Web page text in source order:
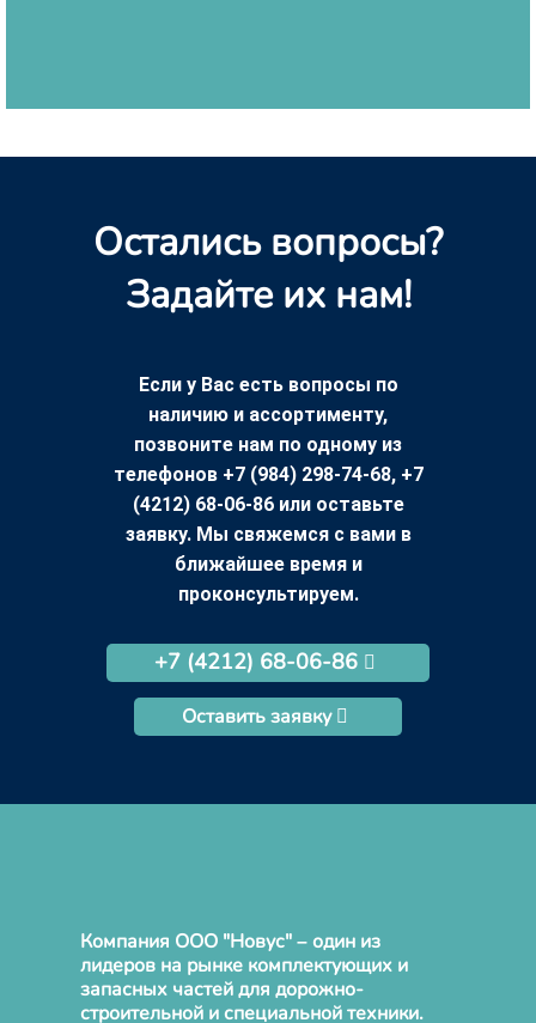
Остались вопросы?
Задайте их нам!
Если у Вас есть вопросы по
наличию и ассортименту,
позвоните нам по одному из
телефонов +7 (984) 298-74-68, +7
(4212) 68-06-86 или оставьте
заявку. Мы свяжемся с вами в
ближайшее время и
проконсультируем.
+7 (4212) 68-06-86
Оставить заявку
Компания ООО "Новус" – один из
лидеров на рынке комплектующих и
запасных частей для дорожно-
строительной и специальной техники.